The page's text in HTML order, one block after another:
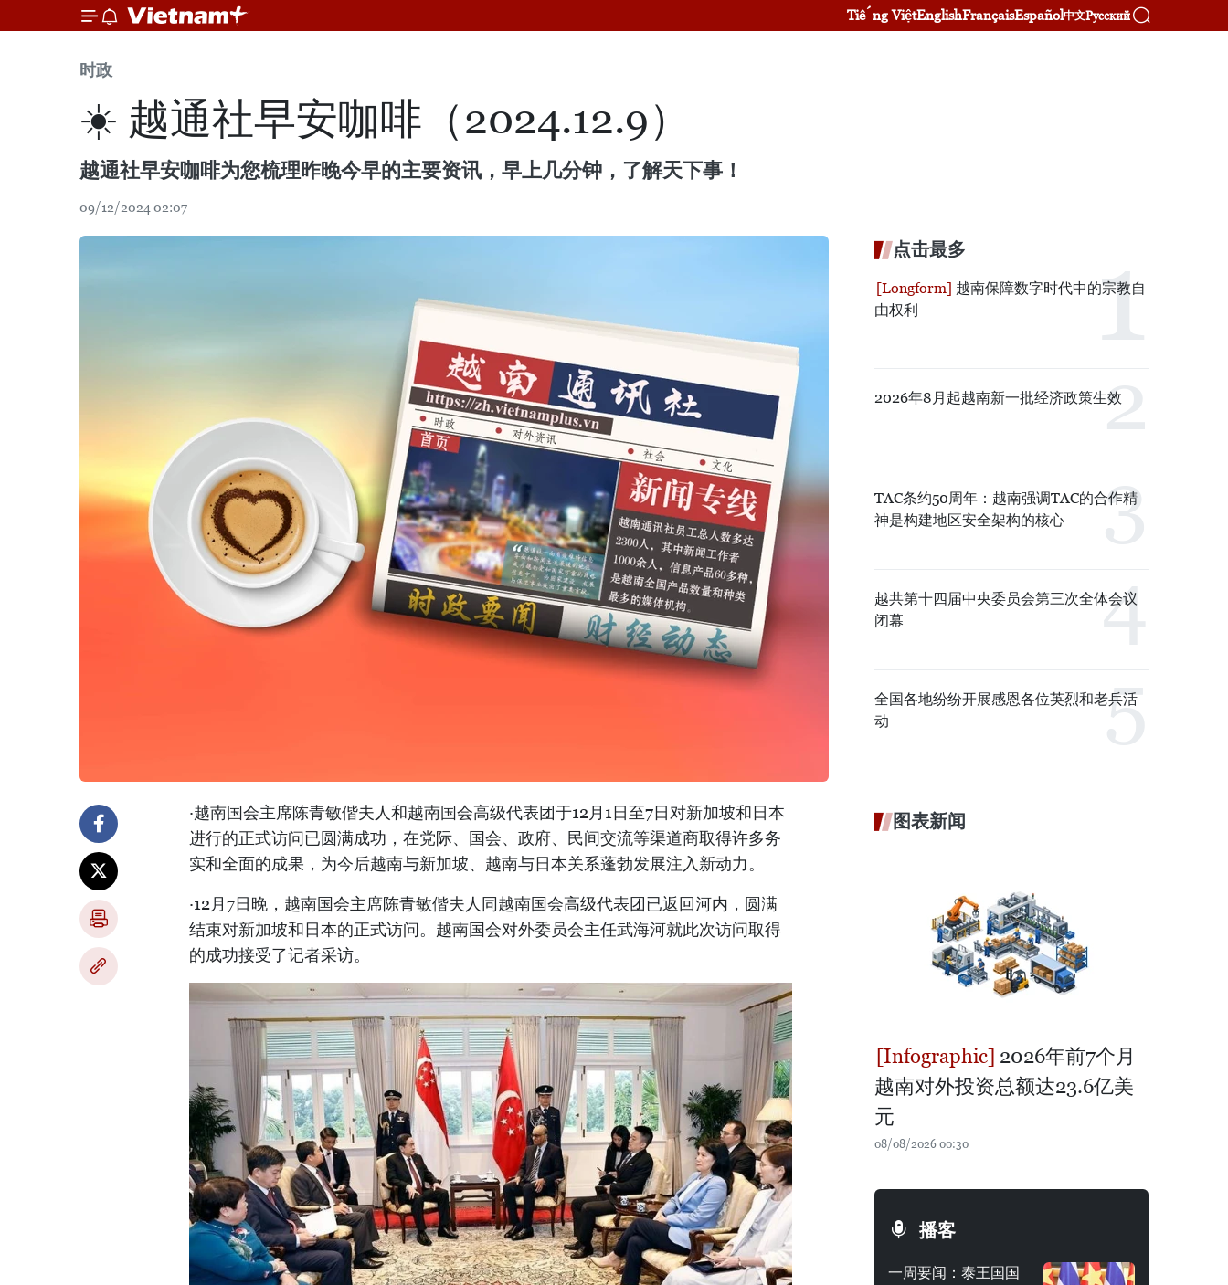
Tiếng ViệtEnglishFrançaisEspañol中文Русский
时政
☀️ 越通社早安咖啡（2024.12.9）
越通社早安咖啡为您梳理昨晚今早的主要资讯，早上几分钟，了解天下事！
09/12/2024 02:07
·越南国会主席陈青敏偕夫人和越南国会高级代表团于12月1日至7日对新加坡和日本
进行的正式访问已圆满成功，在党际、国会、政府、民间交流等渠道商取得许多务
实和全面的成果，为今后越南与新加坡、越南与日本关系蓬勃发展注入新动力。
·12月7日晚，越南国会主席陈青敏偕夫人同越南国会高级代表团已返回河内，圆满
结束对新加坡和日本的正式访问。越南国会对外委员会主任武海河就此次访问取得
的成功接受了记者采访。
点击最多
越南保障数字时代中的宗教自
由权利
2026年8月起越南新一批经济政策生效
TAC条约50周年：越南强调TAC的合作精
神是构建地区安全架构的核心
越共第十四届中央委员会第三次全体会议
闭幕
全国各地纷纷开展感恩各位英烈和老兵活
动
图表新闻
2026年前7个月
越南对外投资总额达23.6亿美
元
08/08/2026 00:30
播客
一周要闻：泰王国国